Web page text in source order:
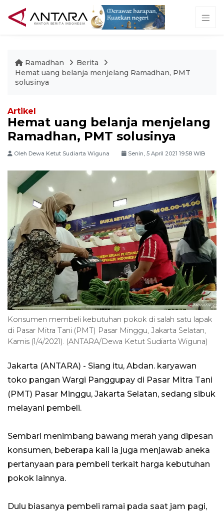
Ramadhan
Berita
Hemat uang belanja menjelang Ramadhan, PMT
solusinya
Artikel
Hemat uang belanja menjelang
Ramadhan, PMT solusinya
Oleh Dewa Ketut Sudiarta Wiguna Senin, 5 April 2021 19:58 WIB
Konsumen membeli kebutuhan pokok di salah satu lapak
di Pasar Mitra Tani (PMT) Pasar Minggu, Jakarta Selatan,
Kamis (1/4/2021). (ANTARA/Dewa Ketut Sudiarta Wiguna)
Jakarta (ANTARA) - Siang itu, Abdan. karyawan
toko pangan Wargi Panggupay di Pasar Mitra Tani
(PMT) Pasar Minggu, Jakarta Selatan, sedang sibuk
melayani pembeli.
Sembari menimbang bawang merah yang dipesan
konsumen, beberapa kali ia juga menjawab aneka
pertanyaan para pembeli terkait harga kebutuhan
pokok lainnya.
Dulu biasanya pembeli ramai pada saat jam pagi,